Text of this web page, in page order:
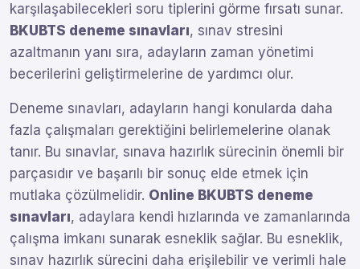
karşılaşabilecekleri soru tiplerini görme fırsatı sunar.
BKUBTS deneme sınavları, sınav stresini
azaltmanın yanı sıra, adayların zaman yönetimi
becerilerini geliştirmelerine de yardımcı olur.
Deneme sınavları, adayların hangi konularda daha
fazla çalışmaları gerektiğini belirlemelerine olanak
tanır. Bu sınavlar, sınava hazırlık sürecinin önemli bir
parçasıdır ve başarılı bir sonuç elde etmek için
mutlaka çözülmelidir. Online BKUBTS deneme
sınavları, adaylara kendi hızlarında ve zamanlarında
çalışma imkanı sunarak esneklik sağlar. Bu esneklik,
sınav hazırlık sürecini daha erişilebilir ve verimli hale